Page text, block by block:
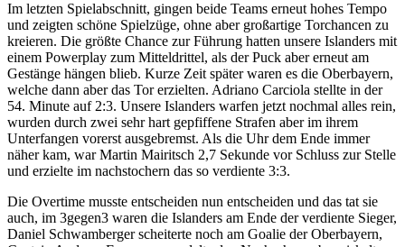
Im letzten Spielabschnitt, gingen beide Teams erneut hohes Tempo
und zeigten schöne Spielzüge, ohne aber großartige Torchancen zu
kreieren. Die größte Chance zur Führung hatten unsere Islanders mit
einem Powerplay zum Mitteldrittel, als der Puck aber erneut am
Gestänge hängen blieb. Kurze Zeit später waren es die Oberbayern,
welche dann aber das Tor erzielten. Adriano Carciola stellte in der
54. Minute auf 2:3. Unsere Islanders warfen jetzt nochmal alles rein,
wurden durch zwei sehr hart gepfiffene Strafen aber im ihrem
Unterfangen vorerst ausgebremst. Als die Uhr dem Ende immer
näher kam, war Martin Mairitsch 2,7 Sekunde vor Schluss zur Stelle
und erzielte im nachstochern das so verdiente 3:3.
Die Overtime musste entscheiden nun entscheiden und das tat sie
auch, im 3gegen3 waren die Islanders am Ende der verdiente Sieger,
Daniel Schwamberger scheiterte noch am Goalie der Oberbayern,